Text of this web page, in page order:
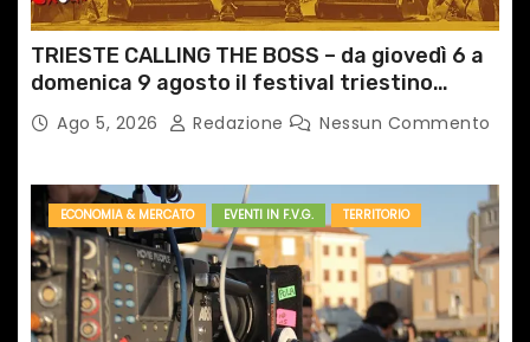
TRIESTE CALLING THE BOSS – da giovedì 6 a
domenica 9 agosto il festival triestino
dedicato a Springsteen
Ago 5, 2026 Redazione Nessun Commento
ECONOMIA & MERCATO EVENTI IN F.V.G. TERRITORIO